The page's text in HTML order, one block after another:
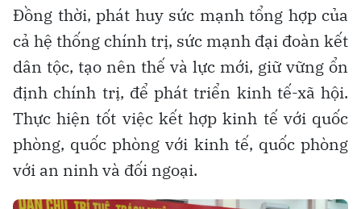
Đồng thời, phát huy sức mạnh tổng hợp của
cả hệ thống chính trị, sức mạnh đại đoàn kết
dân tộc, tạo nên thế và lực mới, giữ vững ổn
định chính trị, để phát triển kinh tế-xã hội.
Thực hiện tốt việc kết hợp kinh tế với quốc
phòng, quốc phòng với kinh tế, quốc phòng
với an ninh và đối ngoại.